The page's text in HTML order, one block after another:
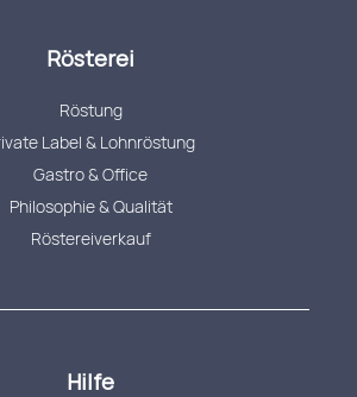
Rösterei
Röstung
Label & Lohnröstung
Gastro & Office
Philosophie & Qualität
Röstereiverkauf
Hilfe